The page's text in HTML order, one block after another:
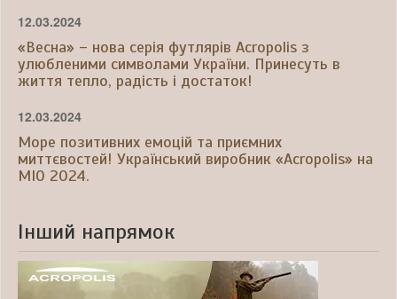
12.03.2024
«Весна» – нова серія футлярів Acropolis з
улюбленими символами України. Принесуть в
життя тепло, радість і достаток!
12.03.2024
Море позитивних емоцій та приємних
миттєвостей! Український виробник «Acropolis» на
МІО 2024.
Інший напрямок